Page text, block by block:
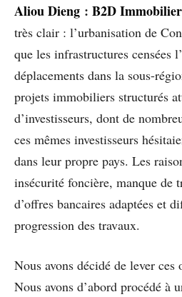
Aliou Dieng : B2D Immobilier
très clair : l’urbanisation de
que les infrastructures censées
déplacements dans la sous-
projets immobiliers structurés
d’investisseurs, dont de
ces mêmes investisseurs
dans leur propre pays. Les
insécurité foncière, manque de
d’offres bancaires adaptées et
progression des travaux.
Nous avons décidé de lever ces
Nous avons d’abord procédé à